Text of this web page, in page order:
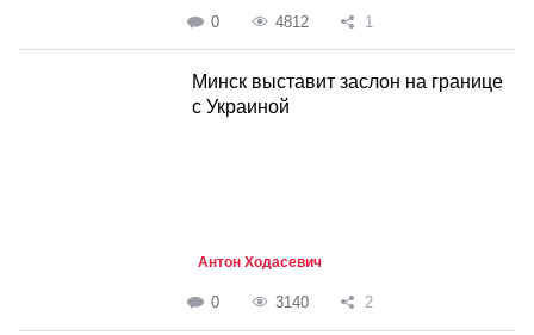
0 4812 1
Минск выставит заслон на границе
с Украиной
Антон Ходасевич
0 3140 2